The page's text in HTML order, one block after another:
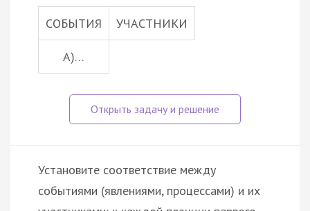
СОБЫТИЯ УЧАСТНИКИ
А)…
Установите соответствие между
событиями (явлениями, процессами) и их